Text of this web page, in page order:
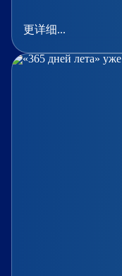
更详细...